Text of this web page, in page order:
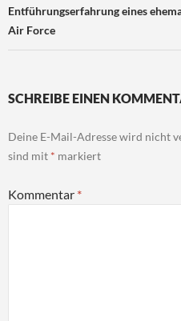
Entführungserfahrung eines
Air Force
SCHREIBE EINEN
Deine E-Mail-Adresse wird nicht
sind mit * markiert
Kommentar *